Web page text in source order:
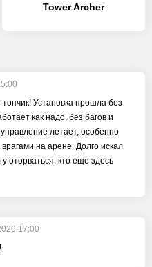
Tower Archer
Установка прошла без
как надо, без багов и
летает, особенно
на арене. Долго искал
оторваться, кто еще здесь
17:00